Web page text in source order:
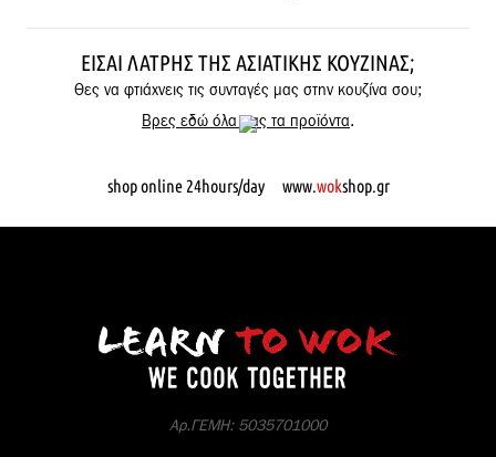
ΕΊΣΑΙ ΛΆΤΡΗΣ ΤΗΣ ΑΣΙΑΤΙΚΉΣ ΚΟΥΖΊΝΑΣ;
Θες να φτιάχνεις τις συνταγές μας στην κουζίνα σου;
Βρες εδώ όλα μας τα προϊόντα.
shop online 24hours/day www.wokshop.gr
Αρ.ΓΕΜΗ: 5035701000